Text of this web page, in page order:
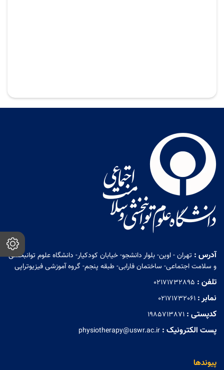
آدرس : تهران - اوین- بلوار دانشجو- خیابان کودکیار- دانشگاه علوم توانبخشی
و سلامت اجتماعی- ساختمان فارابی- طبقه پنجم- گروه آموزشی فیزیوتراپی
تلفن : 02171732895
نمابر : 02171732061
کدپستی : 1985713871
پست الکترونیک : physiotherapy@uswr.ac.ir
پیوندها